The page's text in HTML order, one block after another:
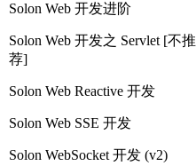
Solon Web 开发进阶
Solon Web 开发之 Servlet [不推
荐]
Solon Web Reactive 开发
Solon Web SSE 开发
Solon WebSocket 开发 (v2)